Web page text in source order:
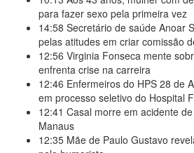
para fazer sexo pela primeira vez
14:58 Secretário de saúde Anoar
pelas atitudes em criar comissão
12:56 Virginia Fonseca mente
enfrenta crise na carreira
12:46 Enfermeiros do HPS 28 de
em processo seletivo do Hospital
12:41 Casal morre em acidente
Manaus
12:35 Mãe de Paulo Gustavo